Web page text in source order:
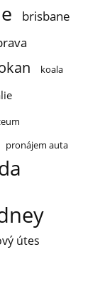
brisbane
koala
pronájem auta
útes